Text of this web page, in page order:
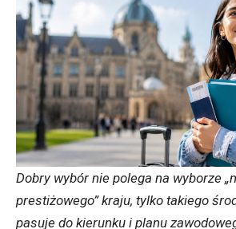
Dobry wybór nie polega na wyborze
prestiżowego” kraju, tylko takiego
pasuje do kierunku i planu